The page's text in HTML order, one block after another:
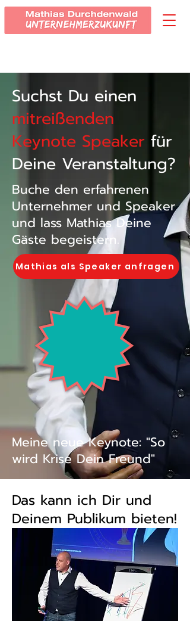
Suchst Du einen
mitreißenden
Keynote Speaker für
Deine Veranstaltung?
Buche den erfahrenen
Unternehmer und Speaker
und lass Mathias Deine
Gäste begeistern.
Mathias als Speaker anfragen
Meine neue Keynote: "So
wird Krise Dein Freund"
Das kann ich Dir und
Deinem Publikum bieten!